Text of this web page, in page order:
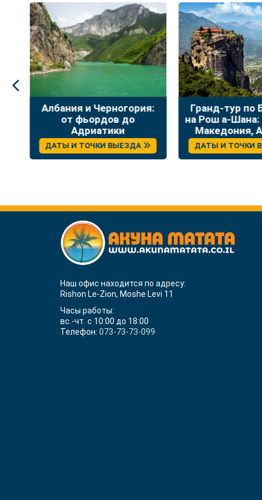
Гранд-тур по Балканам
на Рош а-Шана: Болгария,
Македония, Албания,
Греция
ДАТЫ И ТОЧКИ ВЫЕЗДА
Уикенд на
в
ДАТЫ И ТОЧКИ
Наш офис находится по адресу:
Rishon Le-Zion, Moshe Levi 11
Часы работы:
вс.-чт. с 10:00 до 18:00
Телефон: 073-73-73-099